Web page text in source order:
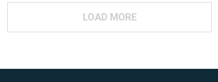
LOAD MORE